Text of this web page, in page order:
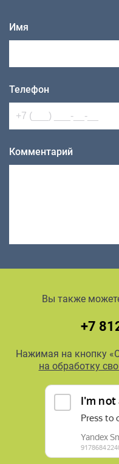
Имя
Телефон
Комментарий
Вы также
+7
Нажимая на кнопку
на обработку